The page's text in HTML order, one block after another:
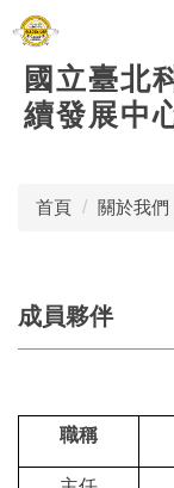
跳
到
主
要
內
國立臺北
續發展中
首頁 關於我
成員夥伴
職稱